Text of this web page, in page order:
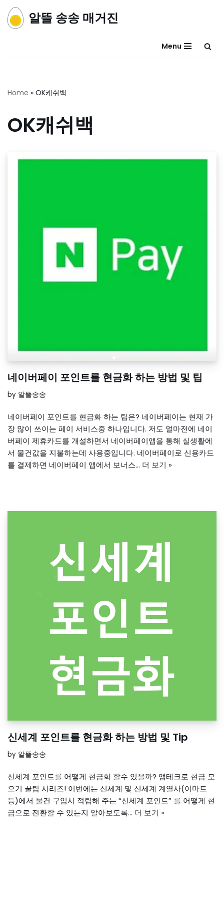
콘
알뜰 송송 매거진
Menu
Home » OK캐쉬백
OK캐쉬백
네이버페이 포인트를 현금화 하는 방법 및 팁
by 알뜰송송
네이버페이 포인트를 현금화 하는 팁은? 네이버페이는 현재 가
장 많이 쓰이는 페이 서비스중 하나입니다. 저도 얼마전에 네이
버페이 제휴카드를 개설하면서 네이버페이앱을 통해 실생활에
서 물건값을 지불하는데 사용중입니다. 네이버페이로 신용카드
를 결제하면 네이버페이 앱에서 보너스… 더 보기 »
신세계 포인트를 현금화 하는 방법 및 Tip
by 알뜰송송
신세계 포인트를 어떻게 현금화 할수 있을까? 앱테크로 현금 모
으기 꿀팁 시리즈! 이번에는 신세계 및 신세계 계열사(이마트
등)에서 물건 구입시 적립해 주는 “신세계 포인트” 를 어떻게 현
금으로 전환할 수 있는지 알아보도록… 더 보기 »